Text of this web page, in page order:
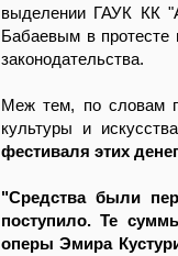
выделении ГАУК КК
Бабаевым в протесте
законодательства.
Меж тем, по словам
культуры и
фестиваля этих
"Средства были
поступило. Те
оперы Эмира